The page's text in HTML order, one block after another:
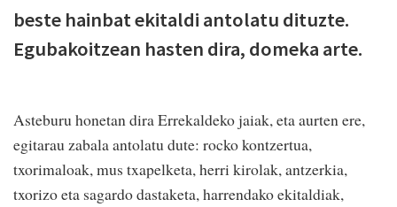
beste hainbat ekitaldi antolatu dituzte.
Egubakoitzean hasten dira, domeka arte.
Asteburu honetan dira Errekaldeko jaiak, eta aurten ere,
egitarau zabala antolatu dute: rocko kontzertua,
txorimaloak, mus txapelketa, herri kirolak, antzerkia,
txorizo eta sagardo dastaketa, harrendako ekitaldiak,